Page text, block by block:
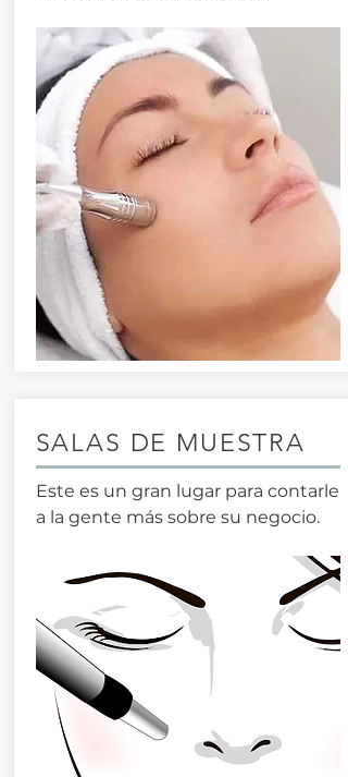
SALAS DE MUESTRA
Este es un gran lugar para contarle
a la gente más sobre su negocio.